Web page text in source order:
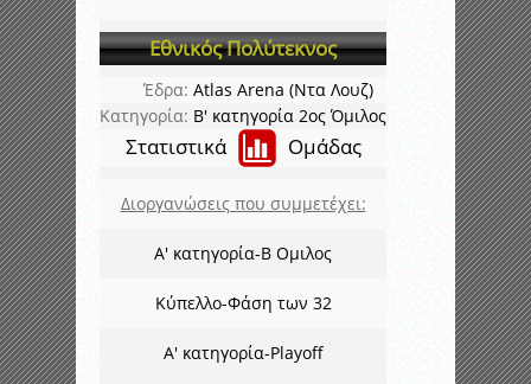
Εθνικός Πολύτεκνος
Έδρα: Atlas Arena (Ντα Λουζ)
Κατηγορία: Β' κατηγορία 2ος Όμιλος
Στατιστικά Ομάδας
Διοργανώσεις που συμμετέχει:
Α' κατηγορία-Β Ομιλος
Κύπελλο-Φάση των 32
Α' κατηγορία-Playoff